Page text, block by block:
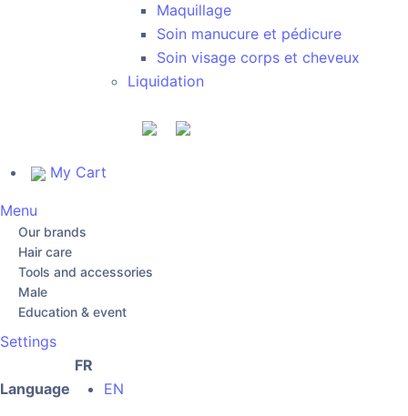
My Cart
Maquillage
Soin manucure et pédicure
Soin visage corps et cheveux
Liquidation
Menu
Our brands
Hair care
Tools and accessories
Male
Education & event
Settings
Language
FR
EN